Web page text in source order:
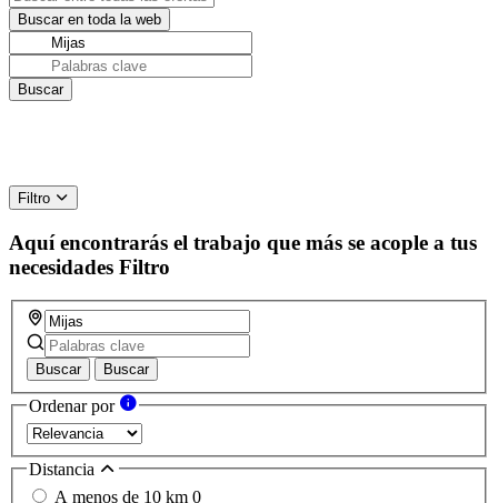
Filtro
Aquí encontrarás el trabajo que más se acople a tus
necesidades Filtro
Buscar Buscar
Ordenar por
Distancia
A menos de 10 km 0